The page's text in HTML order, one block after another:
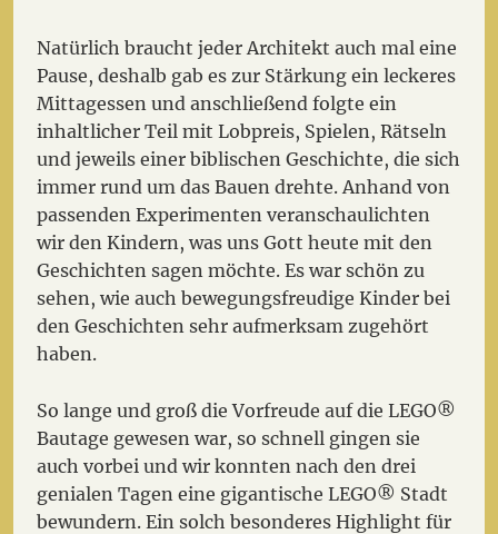
Natürlich braucht jeder Architekt auch mal eine
Pause, deshalb gab es zur Stärkung ein leckeres
Mittagessen und anschließend folgte ein
inhaltlicher Teil mit Lobpreis, Spielen, Rätseln
und jeweils einer biblischen Geschichte, die sich
immer rund um das Bauen drehte. Anhand von
passenden Experimenten veranschaulichten
wir den Kindern, was uns Gott heute mit den
Geschichten sagen möchte. Es war schön zu
sehen, wie auch bewegungsfreudige Kinder bei
den Geschichten sehr aufmerksam zugehört
haben.
So lange und groß die Vorfreude auf die LEGO®
Bautage gewesen war, so schnell gingen sie
auch vorbei und wir konnten nach den drei
genialen Tagen eine gigantische LEGO® Stadt
bewundern. Ein solch besonderes Highlight für